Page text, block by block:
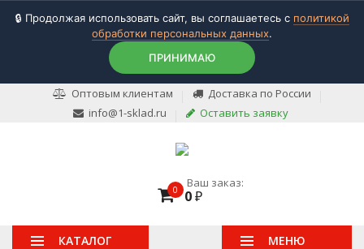
🔒 Продолжая использовать сайт, вы соглашаетесь с политикой
обработки персональных данных.
ПРИНИМАЮ
Оптовым клиентам
Доставка по России
info@1-sklad.ru
Оставить заявку
0 Ваш заказ:
0₽
КАТАЛОГ МЕНЮ